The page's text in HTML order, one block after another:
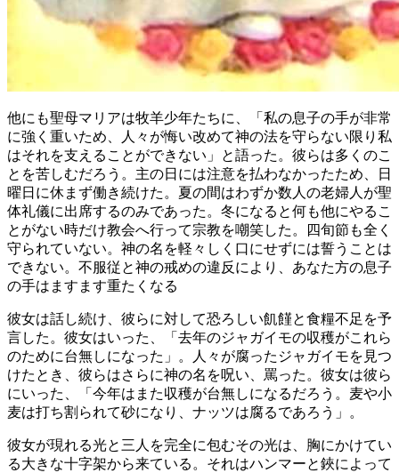
他にも聖母マリアは牧羊少年たちに、「私の息子の手が非常
に強く重いため、人々が悔い改めて神の法を守らない限り私
はそれを支えることができない」と語った。彼らは多くのこ
とを苦しむだろう。主の日には注意を払わなかったため、日
曜日に休まず働き続けた。夏の間はわずか数人の老婦人が聖
体礼儀に出席するのみであった。冬になると何も他にやるこ
とがない時だけ教会へ行って宗教を嘲笑した。四旬節も全く
守られていない。神の名を軽々しく口にせずには誓うことは
できない。不服従と神の戒めの違反により、あなた方の息子
の手はますます重たくなる
彼女は話し続け、彼らに対して恐ろしい飢饉と食糧不足を予
言した。彼女はいった、「去年のジャガイモの収穫がこれら
のために台無しになった」。人々が腐ったジャガイモを見つ
けたとき、彼らはさらに神の名を呪い、罵った。彼女は彼ら
にいった、「今年はまた収穫が台無しになるだろう。麦や小
麦は打ち割られて砂になり、ナッツは腐るであろう」。
彼女が現れる光と三人を完全に包むその光は、胸にかけてい
る大きな十字架から来ている。それはハンマーと鋏によって